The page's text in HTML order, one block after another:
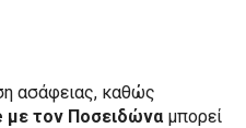
ασάφειας, καθώς
με τον Ποσειδώναμπορεί